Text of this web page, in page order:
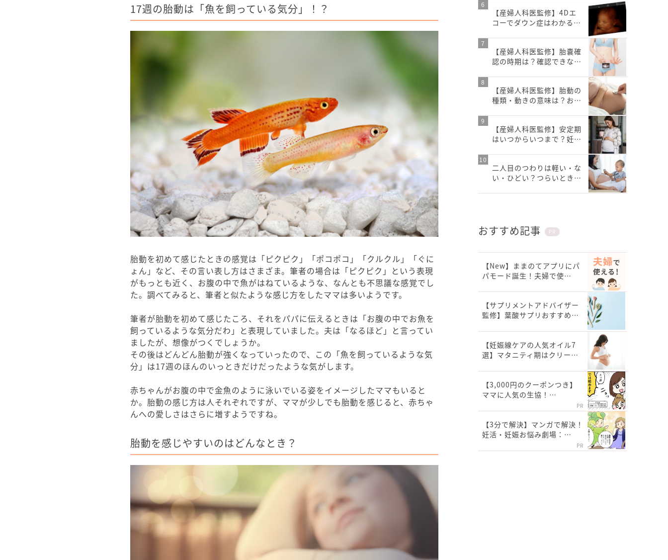
17週の胎動は「魚を飼っている気分」！？
胎動を初めて感じたときの感覚は「ピクピク」「ポコポコ」「クルクル」「ぐに
ょん」など、その言い表し方はさまざま。筆者の場合は「ピクピク」という表現
がもっとも近く、お腹の中で魚がはねているような、なんとも不思議な感覚でし
た。調べてみると、筆者と似たような感じ方をしたママは多いようです。
筆者が胎動を初めて感じたころ、それをパパに伝えるときは「お腹の中でお魚を
飼っているような気分だわ」と表現していました。夫は「なるほど」と言ってい
ましたが、想像がつくでしょうか。
その後はどんどん胎動が強くなっていったので、この「魚を飼っているような気
分」は17週のほんのいっときだけだったような気がします。
赤ちゃんがお腹の中で金魚のように泳いでいる姿をイメージしたママもいると
か。胎動の感じ方は人それぞれですが、ママが少しでも胎動を感じると、赤ちゃ
んへの愛しさはさらに増すようですね。
胎動を感じやすいのはどんなとき？
【産婦人科医監修】4Dエ
コーでダウン症はわかる…
【産婦人科医監修】胎嚢確
認の時期は？確認できな…
【産婦人科医監修】胎動の
種類・動きの意味は？お…
【産婦人科医監修】安定期
はいつからいつまで？妊…
二人目のつわりは軽い・な
い・ひどい？つらいとき…
おすすめ記事 PR
【New】ままのてアプリにパ
パモード誕生！夫婦で使…
【サプリメントアドバイザー
監修】葉酸サプリおすすめ…
【妊娠線ケアの人気オイル7
選】マタニティ期はクリー…
【3,000円のクーポンつき】
ママに人気の生協！…
PR
【3分で解決】マンガで解決！
妊活・妊娠お悩み劇場：…
PR